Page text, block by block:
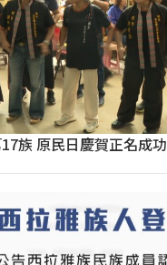
族 原民日慶賀正名成功